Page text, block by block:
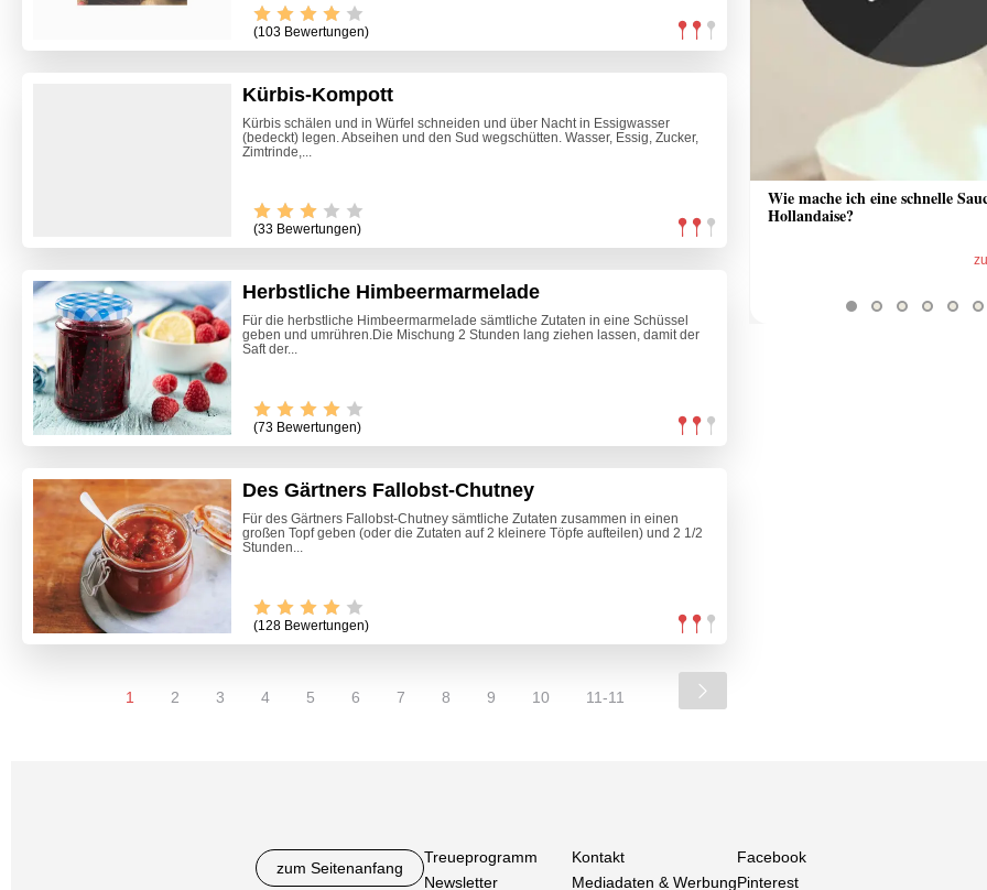
(103 Bewertungen)
Kürbis-Kompott
Kürbis schälen und in Würfel schneiden und über Nacht in Essigwasser
(bedeckt) legen. Abseihen und den Sud wegschütten. Wasser, Essig, Zucker,
Zimtrinde,...
(33 Bewertungen)
Herbstliche Himbeermarmelade
Für die herbstliche Himbeermarmelade sämtliche Zutaten in eine Schüssel
geben und umrühren.Die Mischung 2 Stunden lang ziehen lassen, damit der
Saft der...
(73 Bewertungen)
Des Gärtners Fallobst-Chutney
Für des Gärtners Fallobst-Chutney sämtliche Zutaten zusammen in einen
großen Topf geben (oder die Zutaten auf 2 kleinere Töpfe aufteilen) und 2 1/2
Stunden...
(128 Bewertungen)
1 2 3 4 5 6 7 8 9 10 11-11
Wie mache ich eine schnelle
Hollandaise?
zum Seitenanfang
Treueprogramm
Newsletter
Kontakt
Mediadaten & Werbung
Facebook
Pinterest